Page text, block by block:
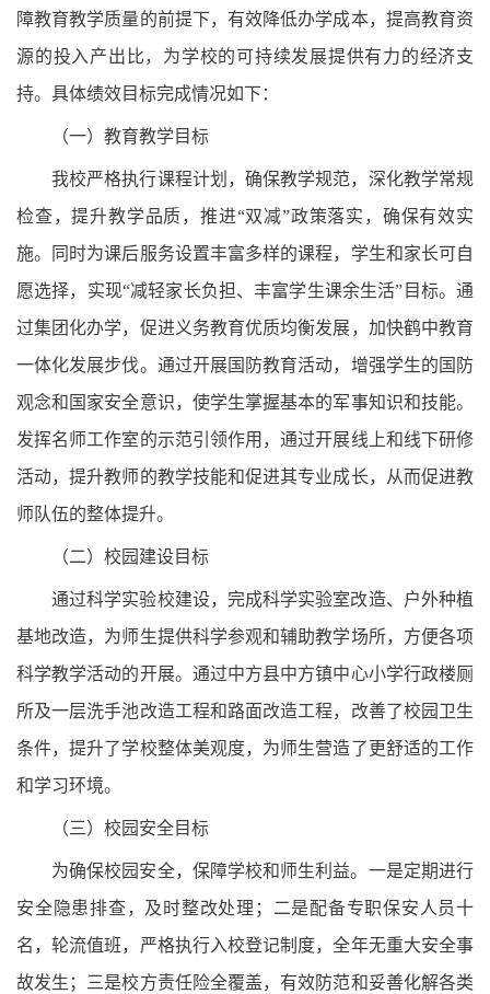
障教育教学质量的前提下，有效降低办学成本，提高教育资
源的投入产出比，为学校的可持续发展提供有力的经济支
持。具体绩效目标完成情况如下：
（一）教育教学目标
我校严格执行课程计划，确保教学规范，深化教学常规
检查，提升教学品质，推进“双减”政策落实，确保有效实
施。同时为课后服务设置丰富多样的课程，学生和家长可自
愿选择，实现“减轻家长负担、丰富学生课余生活”目标。通
过集团化办学，促进义务教育优质均衡发展，加快鹤中教育
一体化发展步伐。通过开展国防教育活动，增强学生的国防
观念和国家安全意识，使学生掌握基本的军事知识和技能。
发挥名师工作室的示范引领作用，通过开展线上和线下研修
活动，提升教师的教学技能和促进其专业成长，从而促进教
师队伍的整体提升。
（二）校园建设目标
通过科学实验校建设，完成科学实验室改造、户外种植
基地改造，为师生提供科学参观和辅助教学场所，方便各项
科学教学活动的开展。通过中方县中方镇中心小学行政楼厕
所及一层洗手池改造工程和路面改造工程，改善了校园卫生
条件，提升了学校整体美观度，为师生营造了更舒适的工作
和学习环境。
（三）校园安全目标
为确保校园安全，保障学校和师生利益。一是定期进行
安全隐患排查，及时整改处理；二是配备专职保安人员十
名，轮流值班，严格执行入校登记制度，全年无重大安全事
故发生；三是校方责任险全覆盖，有效防范和妥善化解各类